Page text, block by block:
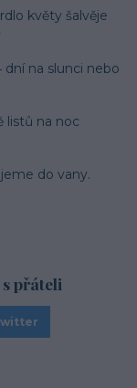
květy šalvěje
na slunci nebo
listů na noc
do vany.
přáteli